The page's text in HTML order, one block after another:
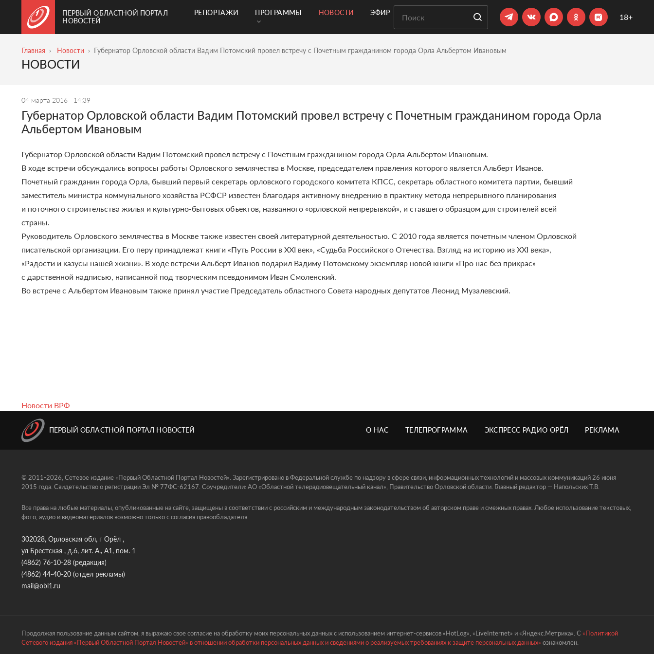
ПЕРВЫЙ ОБЛАСТНОЙ ПОРТАЛ
НОВОСТЕЙ
РЕПОРТАЖИ ПРОГРАММЫ НОВОСТИ ЭФИР 18+
Главная Новости Губернатор Орловской области Вадим Потомский провел встречу с Почетным гражданином города Орла Альбертом Ивановым
НОВОСТИ
04 марта 2016 14:39
Губернатор Орловской области Вадим Потомский провел встречу с Почетным гражданином города Орла
Альбертом Ивановым
Губернатор Орловской области Вадим Потомский провел встречу с Почетным гражданином города Орла Альбертом Ивановым.
В ходе встречи обсуждались вопросы работы Орловского землячества в Москве, председателем правления которого является Альберт Иванов.
Почетный гражданин города Орла, бывший первый секретарь орловского городского комитета КПСС, секретарь областного комитета партии, бывший
заместитель министра коммунального хозяйства РСФСР известен благодаря активному внедрению в практику метода непрерывного планирования
и поточного строительства жилья и культурно-бытовых объектов, названного «орловской непрерывкой», и ставшего образцом для строителей всей
страны.
Руководитель Орловского землячества в Москве также известен своей литературной деятельностью. С 2010 года является почетным членом Орловской
писательской организации. Его перу принадлежат книги «Путь России в XXI век», «Судьба Российского Отечества. Взгляд на историю из XXI века»,
«Радости и казусы нашей жизни». В ходе встречи Альберт Иванов подарил Вадиму Потомскому экземпляр новой книги «Про нас без прикрас»
с дарственной надписью, написанной под творческим псевдонимом Иван Смоленский.
Во встрече с Альбертом Ивановым также принял участие Председатель областного Совета народных депутатов Леонид Музалевский.
Новости ВРФ
ПЕРВЫЙ ОБЛАСТНОЙ ПОРТАЛ НОВОСТЕЙ О НАС ТЕЛЕПРОГРАММА ЭКСПРЕСС РАДИО ОРЁЛ РЕКЛАМА
© 2011-2026, Сетевое издание «Первый Областной Портал Новостей». Зарегистрировано в Федеральной службе по надзору в сфере связи, информационных технологий и массовых коммуникаций 26 июня
2015 года. Свидетельство о регистрации Эл № 77ФС-62167. Соучредители: АО «Областной телерадиовещательный канал», Правительство Орловской области. Главный редактор — Напольских Т.В.
Все права на любые материалы, опубликованные на сайте, защищены в соответствии с российским и международным законодательством об авторском праве и смежных правах. Любое использование текстовых,
фото, аудио и видеоматериалов возможно только с согласия правообладателя.
302028, Орловская обл, г Орёл ,
ул Брестская , д.6, лит. А., А1, пом. 1
(4862) 76-10-28 (редакция)
(4862) 44-40-20 (отдел рекламы)
mail@obl1.ru
Продолжая пользование данным сайтом, я выражаю свое согласие на обработку моих персональных данных с использованием интернет-сервисов «HotLog», «LiveInternet» и «Яндекс.Метрика». С«Политикой
Сетевого издания «Первый Областной Портал Новостей» в отношении обработки персональных данных и сведениями о реализуемых требованиях к защите персональных данных»ознакомлен.